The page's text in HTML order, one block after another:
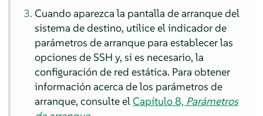
Cuando aparezca la pantalla de arranque del
sistema de destino, utilice el indicador de
parámetros de arranque para establecer las
opciones de SSH y, si es necesario, la
configuración de red estática. Para obtener
información acerca de los parámetros de
arranque, consulte elCapítulo 8, Parámetros